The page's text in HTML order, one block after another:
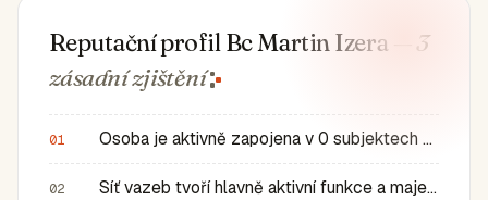
Reputační profil Bc Martin Izera
— 3
zásadnízjištění
01 Osoba je aktivně zapojena v 0 subjektech a má 0 historic…
02 Síť vazeb tvoří hlavně aktivní funkce a majetkové role v…